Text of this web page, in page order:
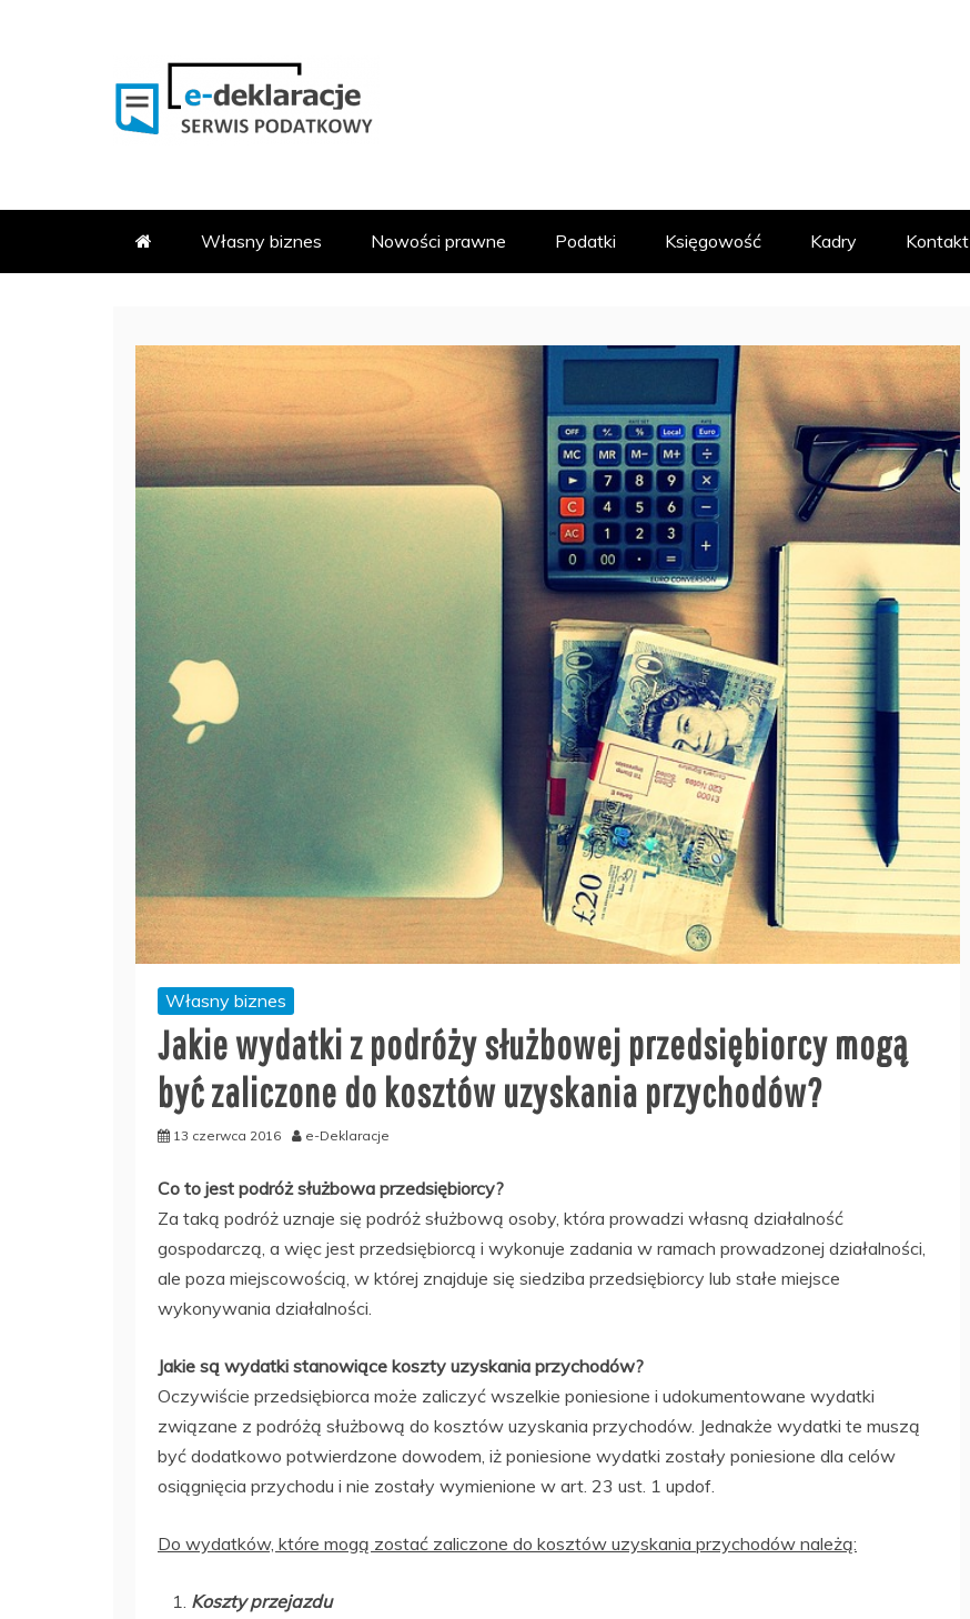
Własny biznes Nowości prawne Podatki Księgowość Kadry Kontakt
Własny biznes
Jakie wydatki z podróży służbowej przedsiębiorcy mogą
być zaliczone do kosztów uzyskania przychodów?
13 czerwca 2016 e-Deklaracje
Co to jest podróż służbowa przedsiębiorcy?
Za taką podróż uznaje się podróż służbową osoby, która prowadzi własną działalność
gospodarczą, a więc jest przedsiębiorcą i wykonuje zadania w ramach prowadzonej działalności,
ale poza miejscowością, w której znajduje się siedziba przedsiębiorcy lub stałe miejsce
wykonywania działalności.
Jakie są wydatki stanowiące koszty uzyskania przychodów?
Oczywiście przedsiębiorca może zaliczyć wszelkie poniesione i udokumentowane wydatki
związane z podróżą służbową do kosztów uzyskania przychodów. Jednakże wydatki te muszą
być dodatkowo potwierdzone dowodem, iż poniesione wydatki zostały poniesione dla celów
osiągnięcia przychodu i nie zostały wymienione w art. 23 ust. 1 updof.
Do wydatków, które mogą zostać zaliczone do kosztów uzyskania przychodów należą:
Koszty przejazdu